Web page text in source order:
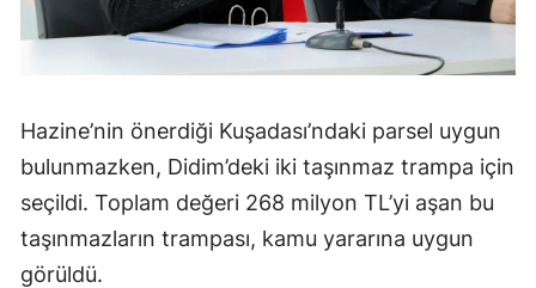
Hazine’nin önerdiği Kuşadası’ndaki parsel uygun
bulunmazken, Didim’deki iki taşınmaz trampa için
seçildi. Toplam değeri 268 milyon TL’yi aşan bu
taşınmazların trampası, kamu yararına uygun
görüldü.